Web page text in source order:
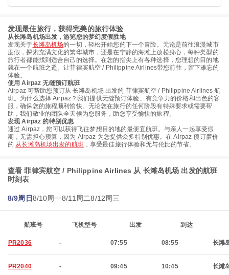
发现最佳旅行，获得完美的旅行体验
从长滩岛机场出发，游览您的梦幻度假胜地
发现关于长滩岛机场的一切，轻松开始您的下一个冒险。无论是前往浪漫城市
度假，探索充满文化的繁华城市，还是在宁静的海滩上放松身心，每种类型的
旅行者都能找到适合自己的选择。在您的指尖上有各种选择，您理想的目的地
就在一个航班之遥。让菲律宾航空 / Philippine Airlines带您前往，留下难忘的
体验。
使用 Airpaz 无缝预订航班
Airpaz 可帮助您预订从 长滩岛机场 出发的 菲律宾航空 / Philippine Airlines 航
班。为什么选择 Airpaz？我们提供无缝预订体验、有竞争力的价格和出色的客
服，确保您的旅程顺利愉快。无论您在旅行的任何阶段有特殊要求或需要帮
助，我们敬业的团队全天候为您服务，助您享受愉快的旅程。
发现 Airpaz 的特别优惠
通过 Airpaz，您可以获得飞往梦想目的地的最便宜航班。与亲人一起享受假
期，无需担心预算，因为 Airpaz 为您提供众多特别优惠。在 Airpaz 预订廉价
的 从长滩岛机场出发的航班，享受最佳旅行体验和无与伦比的节省。
查看 菲律宾航空 / Philippine Airlines 从 长滩岛机场 出发的航班
时刻表
8/9周日8/10周一8/11周二8/12周三
航班号 飞机型号 出发 到达
PR2036 - 07:55 08:55 长滩
PR2040 - 09:45 10:45 长滩